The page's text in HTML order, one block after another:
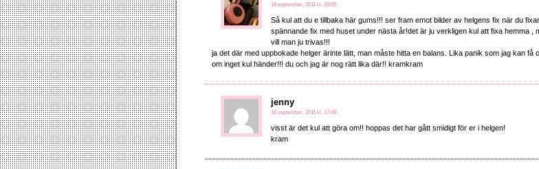
18 september, 2011 kl. 20:05
Så kul att du e tillbaka här gums!!! ser fram emot bilder av helgens fix när du
spännande fix med huset under nästa år!det är ju verkligen kul att fixa hemma ,
vill man ju trivas!!!
ja det där med uppbokade helger ärinte lätt, man måste hitta en balans. Lika panik som jag kan
om inget kul händer!!! du och jag är nog rätt lika där!! kramkram
jenny
18 september, 2011 kl. 17:49
visst är det kul att göra om!! hoppas det har gått smidigt för er i helgen!
kram